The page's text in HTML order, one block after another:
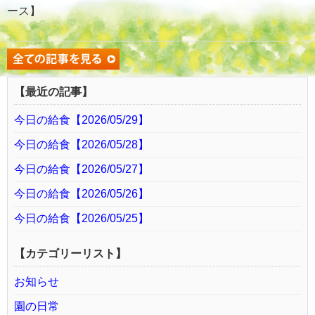
ース】
【最近の記事】
今日の給食【2026/05/29】
今日の給食【2026/05/28】
今日の給食【2026/05/27】
今日の給食【2026/05/26】
今日の給食【2026/05/25】
【カテゴリーリスト】
お知らせ
園の日常